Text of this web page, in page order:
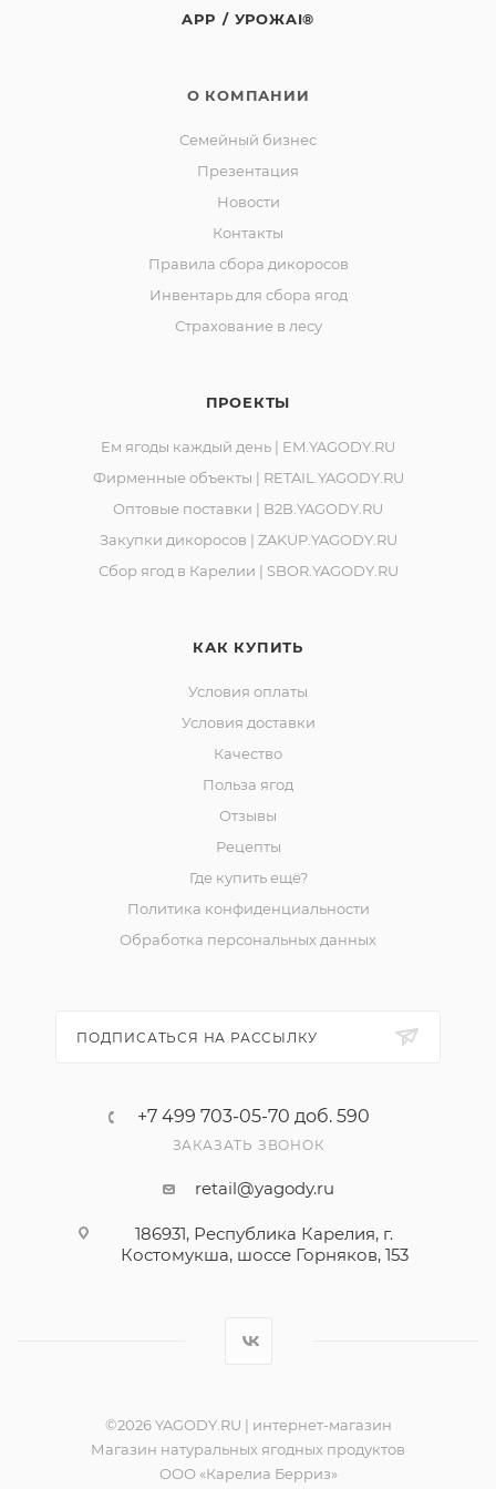
Размораживание и повторное замораживание не
СРОК ГОДНОСТИ 24 МЕСЯЦА С ДАТЫ
УКАЗАННОЙ НА УПАКОВКЕ. ТУ 9165-039-00493534-10
Изготовитель: Сельскохозяйственный
перерабатывающий сбытовой кооператив «Ягоды
Юридический адрес: 188523, Российская Федерация,
Ленинградская обл., Ломоносовский р-он,
шоссе Горняков, район базы «Торос».
Замороженную продукцию вы можете
приобрести в магазинах "Ягоды Карелии" по
- г. Костомукша, шоссе Горняков, 153
- г. Алматы, Республика Казахстан, ул. Пушкина 75
APP / УРОЖAI®
О КОМПАНИИ
Семейный бизнес
Презентация
Новости
Контакты
Правила сбора дикоросов
Инвентарь для сбора ягод
Страхование в лесу
ПРОЕКТЫ
Ем ягоды каждый день | EM.YAGODY.RU
Фирменные объекты | RETAIL.YAGODY.RU
Оптовые поставки | B2B.YAGODY.RU
Закупки дикоросов | ZAKUP.YAGODY.RU
Сбор ягод в Карелии | SBOR.YAGODY.RU
КАК КУПИТЬ
Условия оплаты
Условия доставки
Качество
Польза ягод
Отзывы
Рецепты
Где купить ещё?
Политика конфиденциальности
Обработка персональных данных
ПОДПИСАТЬСЯ НА РАССЫЛКУ
+7 499 703-05-70 доб. 590
ЗАКАЗАТЬ ЗВОНОК
retail@yagody.ru
186931, Республика Карелия, г.
Костомукша, шоссе Горняков, 153
©2026 YAGODY.RU | интернет-магазин
Магазин натуральных ягодных продуктов
ООО «Карелиа Берриз»